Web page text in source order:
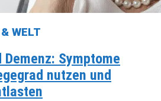
WELT
Symptome
nutzen und